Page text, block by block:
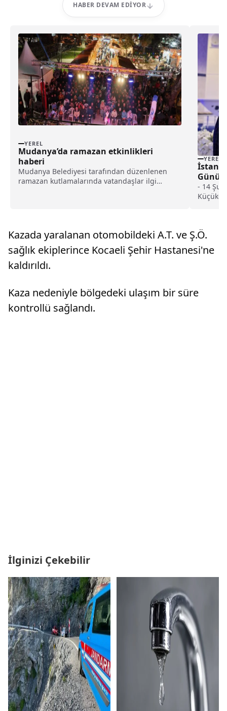
HABER DEVAM EDIYOR
YEREL
Mudanya’da ramazan etkinlikleri
haberi
Mudanya Belediyesi tarafından düzenlenen
ramazan kutlamalarında vatandaşlar ilgi
YEREL
- 14
Kazada yaralanan otomobildeki A.T. ve Ş.Ö.
sağlık ekiplerince Kocaeli Şehir Hastanesi'ne
kaldırıldı.
Kaza nedeniyle bölgedeki ulaşım bir süre
kontrollü sağlandı.
İlginizi Çekebilir